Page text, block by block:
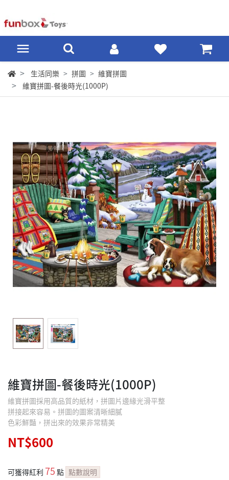
生活同樂 拼圖
維寶拼圖
維寶拼圖-餐後時光(1000P)
維寶拼圖-餐後時光(1000P)
維寶拼圖採用高品質的紙材，拼圖片邊緣光滑平整
拼接起來容易。拼圖的圖案清晰細膩
色彩鮮豔，拼出來的效果非常精美
NT$600
可獲得紅利 75 點 點數說明